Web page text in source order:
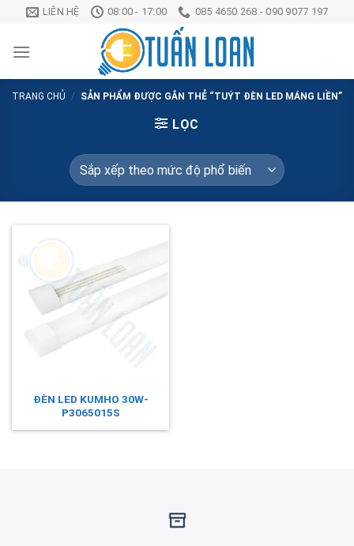
Chuyển
nội
LIÊN HỆ 08:00 - 17:00 085 4650 268 - 090 9077 197
TRANG CHỦ / SẢN PHẨM ĐƯỢC GẮN THẺ “TUÝT ĐÈN LED MÁNG LIỀN”
LỌC
ĐÈN LED KUMHO 30W-
P3065015S